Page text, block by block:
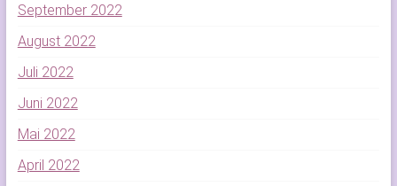
September 2022
August 2022
Juli 2022
Juni 2022
Mai 2022
April 2022